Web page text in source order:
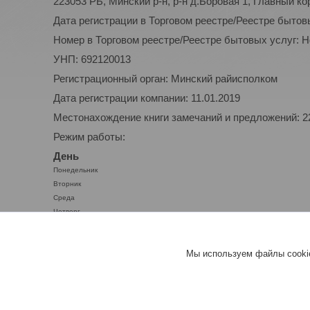
Дата регистрации в Торговом реестре/Реестре
Номер в Торговом реестре/Реестре бытовых услуг:
УНП: 692120013
Регистрационный орган: Минский райисполком
Дата регистрации компании: 11.01.2019
Местонахождение книги замечаний и предложений:
Режим работы:
День
Понедельник
Вторник
Среда
Четверг
Мы используем файлы